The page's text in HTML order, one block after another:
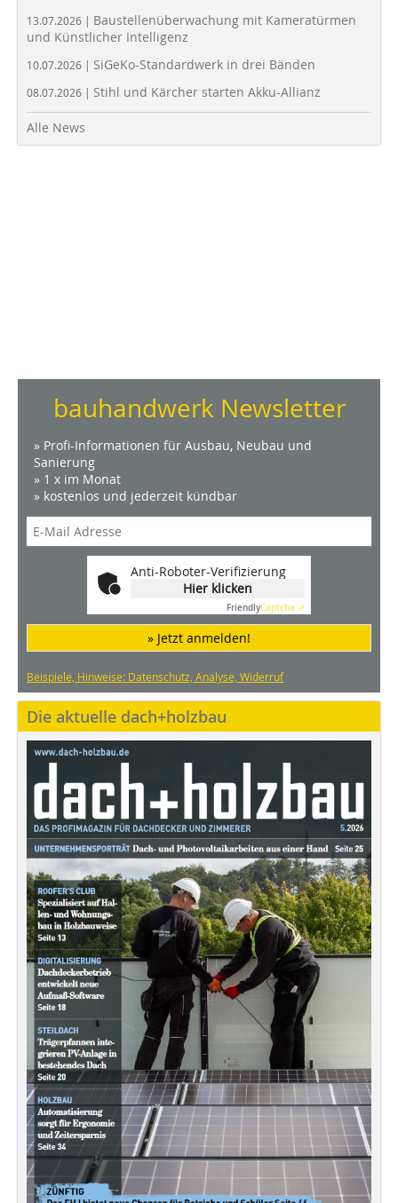
13.07.2026 | Baustellenüberwachung mit Kameratürmen
und Künstlicher Intelligenz
10.07.2026 | SiGeKo-Standardwerk in drei Bänden
08.07.2026 | Stihl und Kärcher starten Akku-Allianz
Alle News
bauhandwerk Newsletter
» Profi-Informationen für Ausbau, Neubau und
Sanierung
» 1 x im Monat
» kostenlos und jederzeit kündbar
Anti-Roboter-Verifizierung
Hier klicken
FriendlyCaptcha ⇗
» Jetzt anmelden!
Beispiele, Hinweise: Datenschutz, Analyse, Widerruf
Die aktuelle dach+holzbau